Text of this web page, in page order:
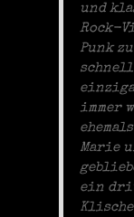
und
Rock-
Punk
immer
Marie
ein